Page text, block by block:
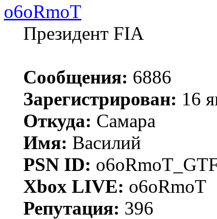
o6oRmoT
Президент FIA
Сообщения: 6886
Зарегистрирован: 16
Откуда: Самара
Имя: Василий
PSN ID:
Xbox LIVE: o6oRmoT
Репутация: 396